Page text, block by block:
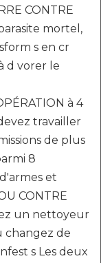
CONTRE
mortel,
s en cr
d vorer le
à 4
travailler
de plus
8
et
CONTRE
un nettoyeur
changez de
s Les deux